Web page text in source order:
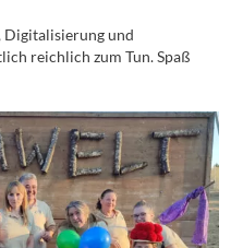
Digitalisierung und
reichlich zum Tun. Spaß